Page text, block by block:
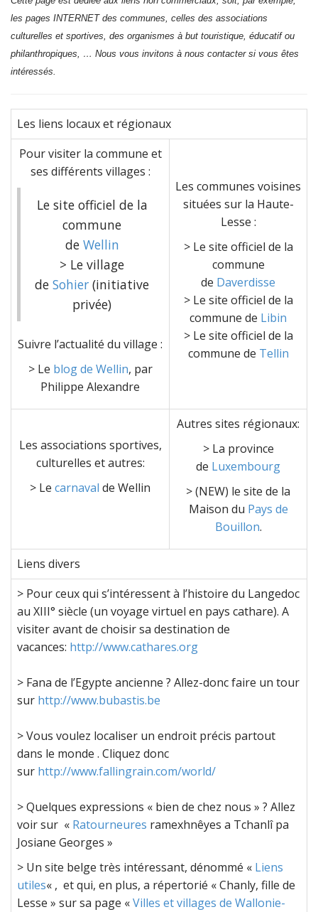
les pages INTERNET des communes, celles des associations
culturelles et sportives, des organismes à but touristique, éducatif ou
philanthropiques, … Nous vous invitons à nous contacter si vous êtes
intéressés.
Les liens locaux et régionaux
Pour visiter la commune et
ses différents villages :
Le site officiel de la
commune
de Wellin
> Le village
de Sohier (initiative
privée)
Suivre l’actualité du village :
> Le blog de Wellin, par
Philippe Alexandre
Les communes voisines
situées sur la Haute-
Lesse :
> Le site officiel de la
commune
de Daverdisse
> Le site officiel de la
commune de Libin
> Le site officiel de la
commune de Tellin
Les associations sportives,
culturelles et autres:
> Le carnaval de Wellin
Autres sites régionaux:
> La province
de Luxembourg
> (NEW) le site de la
Maison du Pays de
Bouillon.
Liens divers
> Pour ceux qui s’intéressent à l’histoire du Langedoc
au XIII° siècle (un voyage virtuel en pays cathare). A
visiter avant de choisir sa destination de
vacances: http://www.cathares.org
> Fana de l’Egypte ancienne ? Allez-donc faire un tour
sur http://www.bubastis.be
> Vous voulez localiser un endroit précis partout
dans le monde . Cliquez donc
sur http://www.fallingrain.com/world/
> Quelques expressions « bien de chez nous » ? Allez
voir sur « Ratourneures ramexhnêyes a Tchanlî pa
Josiane Georges »
> Un site belge très intéressant, dénommé « Liens
utiles« , et qui, en plus, a répertorié « Chanly, fille de
Lesse » sur sa page «Villes et villages de Wallonie-